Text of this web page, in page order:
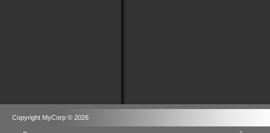
Copyright MyCorp © 2026